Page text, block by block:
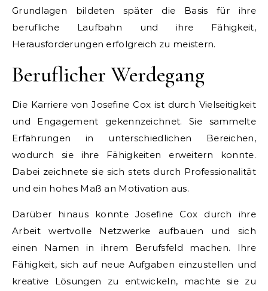
Grundlagen bildeten später die Basis für ihre
berufliche Laufbahn und ihre Fähigkeit,
Herausforderungen erfolgreich zu meistern.
Beruflicher Werdegang
Die Karriere von Josefine Cox ist durch Vielseitigkeit
und Engagement gekennzeichnet. Sie sammelte
Erfahrungen in unterschiedlichen Bereichen,
wodurch sie ihre Fähigkeiten erweitern konnte.
Dabei zeichnete sie sich stets durch Professionalität
und ein hohes Maß an Motivation aus.
Darüber hinaus konnte Josefine Cox durch ihre
Arbeit wertvolle Netzwerke aufbauen und sich
einen Namen in ihrem Berufsfeld machen. Ihre
Fähigkeit, sich auf neue Aufgaben einzustellen und
kreative Lösungen zu entwickeln, machte sie zu